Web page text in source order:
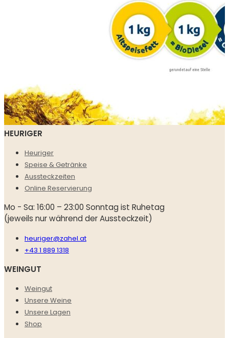
HEURIGER
Heuriger
Speise & Getränke
Aussteckzeiten
Online Reservierung
Mo - Sa: 16:00 – 23:00 Sonntag ist Ruhetag
(jeweils nur während der Aussteckzeit)
heuriger@zahel.at
+43 1 889 1318
WEINGUT
Weingut
Unsere Weine
Unsere Lagen
Shop